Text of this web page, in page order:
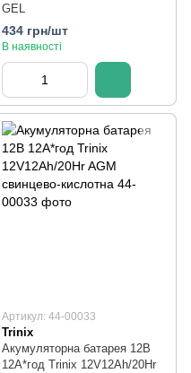
GEL
434 грн/шт
В наявності
Артикул: 44-00033
Trinix
Акумуляторна батарея 12В
12А*год Trinix 12V12Ah/20Hr